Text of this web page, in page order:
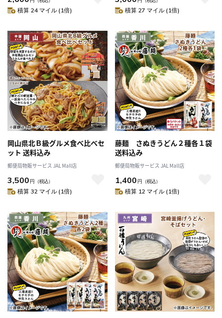
積算 24 マイル (1倍) 積算 27 マイル (1倍)
岡山県北Ｂ級グルメ食べ比べセ
ット 送料込み
郵便局物販サービス JAL Mall店
3,500 円 （税込）
積算 32 マイル (1倍)
藤麺 さぬきうどん２種各１袋
送料込み
郵便局物販サービス JAL Mall店
1,400 円 （税込）
積算 12 マイル (1倍)